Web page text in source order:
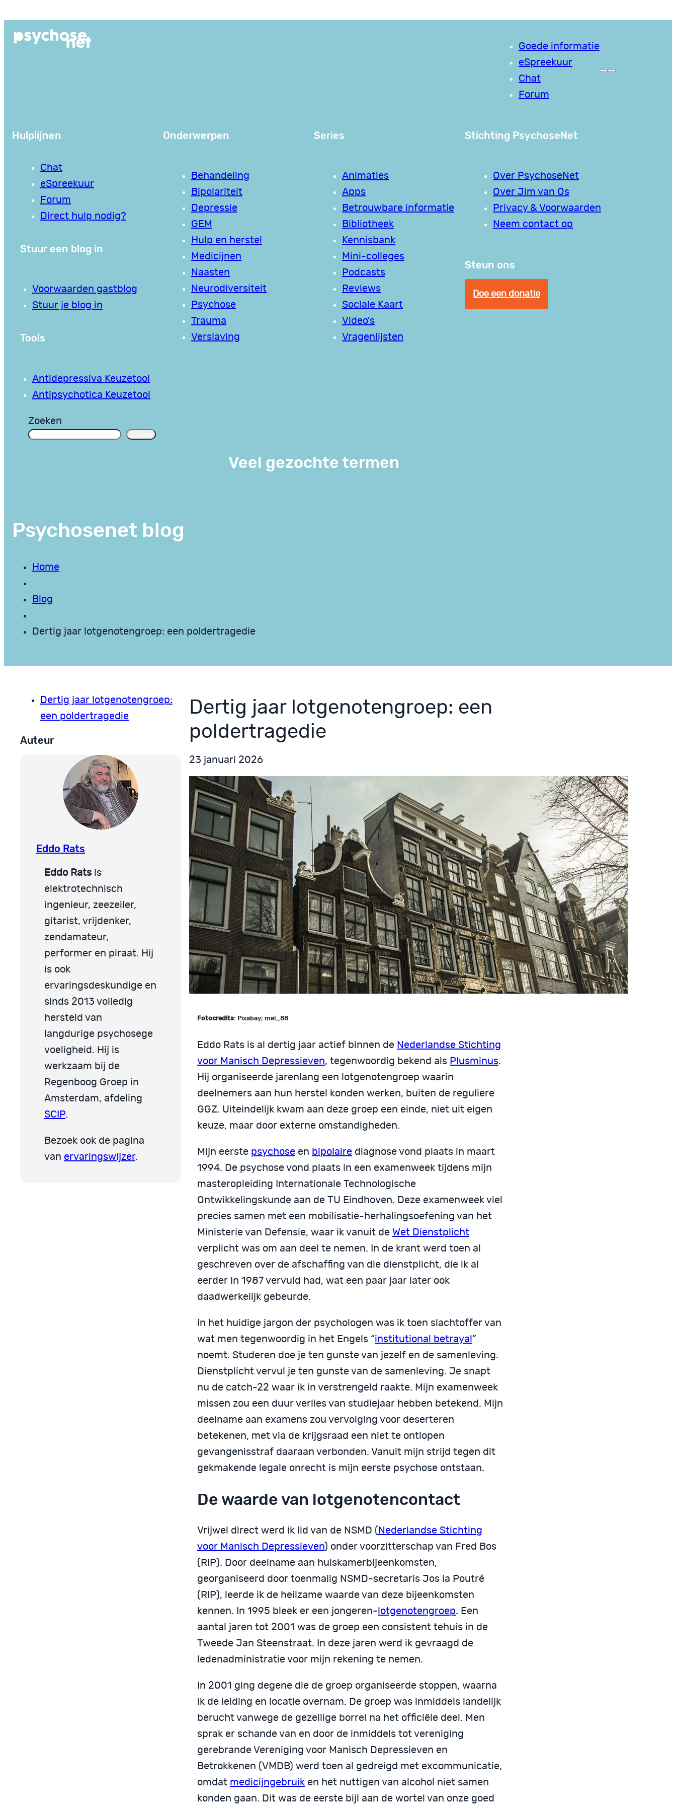
de
Goede informatie
eSpreekuur
Chat
Forum
Hulplijnen
Chat
eSpreekuur
Forum
Direct hulp nodig?
Stuur een blog in
Voorwaarden gastblog
Stuur je blog in
Tools
Antidepressiva Keuzetool
Antipsychotica Keuzetool
Onderwerpen
Behandeling
Bipolariteit
Depressie
GEM
Hulp en herstel
Medicijnen
Naasten
Neurodiversiteit
Psychose
Trauma
Verslaving
Series
Animaties
Apps
Betrouwbare informatie
Bibliotheek
Kennisbank
Mini-colleges
Podcasts
Reviews
Sociale Kaart
Video’s
Vragenlijsten
Stichting PsychoseNet
Over PsychoseNet
Over Jim van Os
Privacy & Voorwaarden
Neem contact op
Steun ons
Doe een donatie
Zoeken
Veel gezochte termen
Psychosenet blog
Home
Blog
Dertig jaar lotgenotengroep: een poldertragedie
Dertig jaar lotgenotengroep:
een poldertragedie
Auteur
Eddo Rats
Eddo Rats is
elektrotechnisch
ingenieur, zeezeiler,
gitarist, vrijdenker,
zendamateur,
performer en piraat. Hij
is ook
ervaringsdeskundige en
sinds 2013 volledig
hersteld van
langdurige psychosege
voeligheid. Hij is
werkzaam bij de
Regenboog Groep in
Amsterdam, afdeling
SCIP.
Bezoek ook de pagina
van ervaringswijzer.
Dertig jaar lotgenotengroep: een
poldertragedie
23 januari 2026
Fotocredits: Pixabay; mel_88
Eddo Rats is al dertig jaar actief binnen de Nederlandse Stichting
voor Manisch Depressieven, tegenwoordig bekend als Plusminus.
Hij organiseerde jarenlang een lotgenotengroep waarin
deelnemers aan hun herstel konden werken, buiten de reguliere
GGZ. Uiteindelijk kwam aan deze groep een einde, niet uit eigen
keuze, maar door externe omstandigheden.
Mijn eerste psychose en bipolaire diagnose vond plaats in maart
1994. De psychose vond plaats in een examenweek tijdens mijn
masteropleiding Internationale Technologische
Ontwikkelingskunde aan de TU Eindhoven. Deze examenweek viel
precies samen met een mobilisatie-herhalingsoefening van het
Ministerie van Defensie, waar ik vanuit de Wet Dienstplicht
verplicht was om aan deel te nemen. In de krant werd toen al
geschreven over de afschaffing van die dienstplicht, die ik al
eerder in 1987 vervuld had, wat een paar jaar later ook
daadwerkelijk gebeurde.
In het huidige jargon der psychologen was ik toen slachtoffer van
wat men tegenwoordig in het Engels “institutional betrayal ”
noemt. Studeren doe je ten gunste van jezelf en de samenleving.
Dienstplicht vervul je ten gunste van de samenleving. Je snapt
nu de catch-22 waar ik in verstrengeld raakte. Mijn examenweek
missen zou een duur verlies van studiejaar hebben betekend. Mijn
deelname aan examens zou vervolging voor deserteren
betekenen, met via de krijgsraad een niet te ontlopen
gevangenisstraf daaraan verbonden. Vanuit mijn strijd tegen dit
gekmakende legale onrecht is mijn eerste psychose ontstaan.
De waarde van lotgenotencontact
Vrijwel direct werd ik lid van de NSMD ( Nederlandse Stichting
voor Manisch Depressieven) onder voorzitterschap van Fred Bos
(RIP). Door deelname aan huiskamerbijeenkomsten,
georganiseerd door toenmalig NSMD-secretaris Jos la Poutré
(RIP), leerde ik de heilzame waarde van deze bijeenkomsten
kennen. In 1995 bleek er een jongeren- lotgenotengroep. Een
aantal jaren tot 2001 was de groep een consistent tehuis in de
Tweede Jan Steenstraat. In deze jaren werd ik gevraagd de
ledenadministratie voor mijn rekening te nemen.
In 2001 ging degene die de groep organiseerde stoppen, waarna
ik de leiding en locatie overnam. De groep was inmiddels landelijk
berucht vanwege de gezellige borrel na het officiële deel. Men
sprak er schande van en door de inmiddels tot vereniging
gerebrande Vereniging voor Manisch Depressieven en
Betrokkenen (VMDB) werd toen al gedreigd met excommunicatie,
omdat medicijngebruik en het nuttigen van alcohol niet samen
konden gaan. Dit was de eerste bijl aan de wortel van onze goed